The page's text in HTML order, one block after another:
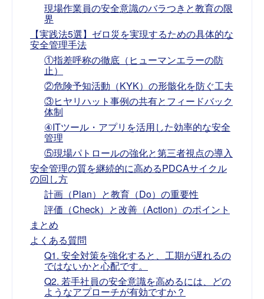
現場作業員の安全意識のバラつきと教育の限
界
【実践法5選】ゼロ災を実現するための具体的な
安全管理手法
①指差呼称の徹底（ヒューマンエラーの防
止）
②危険予知活動（KYK）の形骸化を防ぐ工夫
③ヒヤリハット事例の共有とフィードバック
体制
④ITツール・アプリを活用した効率的な安全
管理
⑤現場パトロールの強化と第三者視点の導入
安全管理の質を継続的に高めるPDCAサイクル
の回し方
計画（Plan）と教育（Do）の重要性
評価（Check）と改善（Action）のポイント
まとめ
よくある質問
Q1. 安全対策を強化すると、工期が遅れるの
ではないかと心配です。
Q2. 若手社員の安全意識を高めるには、どの
ようなアプローチが有効ですか？